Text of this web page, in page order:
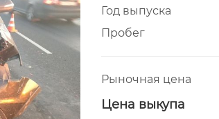
Год выпуска
Пробег
Рыночная цена
Цена выкупа